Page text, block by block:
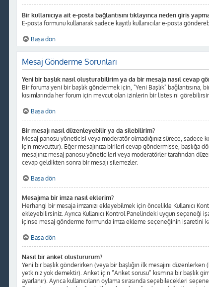
Bir kullanıcıya ait e-posta bağlantısını tıklayınca neden giriş
E-posta formunu kullanarak sadece kayıtlı kullanıcılar e-posta
Başa dön
Mesaj Gönderme Sorunları
Yeni bir başlık nasıl oluşturabilirim ya da bir mesaja nasıl cevap
Bir foruma yeni bir başlık göndermek için, "Yeni Başlık" bağlantısına,
kısımlarında her forum için mevcut olan izinlerin bir listesini
Başa dön
Bir mesajı nasıl düzenleyebilir ya da silebilirim?
Mesaj panosu yöneticisi veya moderatör olmadığınız sürece,
için mevcuttur). Eğer mesajınıza birileri cevap göndermişse, başlığa
mesajınız mesaj panosu yöneticileri veya moderatörler tarafından
cevap geldikten sonra bir mesajı silemezler.
Başa dön
Mesajıma bir imza nasıl eklerim?
Herhangi bir mesaja imzanızı ekleyebilmek için öncelikle Kullanıcı
ekleyebilirsiniz. Ayrıca Kullanıcı Kontrol Panelindeki uygun seçeneği
içinse mesaj gönderme formunda imza ekleme seçeneğinin işaretini
Başa dön
Nasıl bir anket oluştururum?
Yeni bir başlık gönderirken (veya bir başlığın ilk mesajını
yetkiniz yok demektir). Anket için “Anket sorusu” kısmına bir başlık
ayarlanır). Ayrıca kullanıcıların oylama sırasında seçebilecekleri